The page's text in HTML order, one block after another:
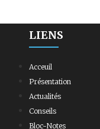
LIENS
Acceuil
Présentation
Actualités
Conseils
Bloc-Notes